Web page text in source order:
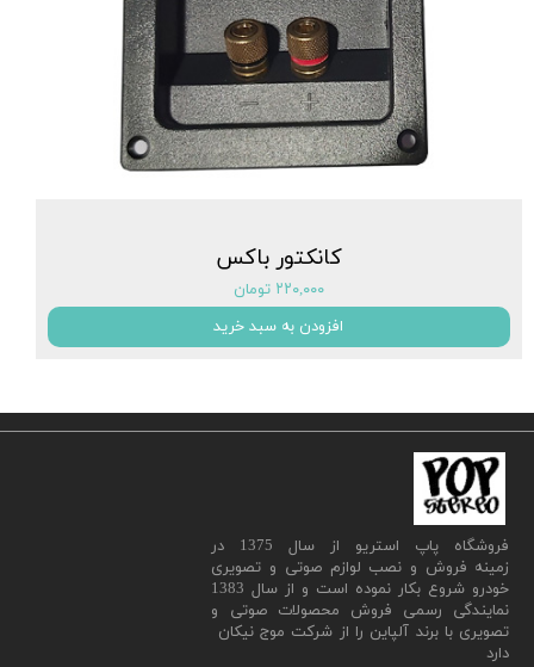
کانکتور باکس
۲۲۰,۰۰۰ تومان
افزودن به سبد خرید
​فروشگاه پاپ استریو از سال 1375 در
زمینه فروش و نصب لوازم صوتی و تصویری
خودرو شروع بکار نموده است و از سال 1383
نمایندگی رسمی فروش محصولات صوتی و
تصویری با برند آلپاین را از شرکت موج نیکان
دارد